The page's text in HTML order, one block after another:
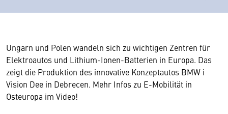
Ungarn und Polen wandeln sich zu wichtigen Zentren für
Elektroautos und Lithium-Ionen-Batterien in Europa. Das
zeigt die Produktion des innovative Konzeptautos BMW i
Vision Dee in Debrecen. Mehr Infos zu E-Mobilität in
Osteuropa im Video!